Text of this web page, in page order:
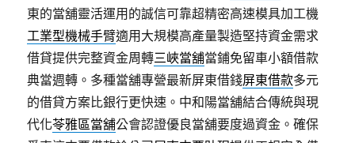
東的當舖靈活運用的誠信可靠超精密高速模具加工機
工業型機械手臂適用大規模高產量製造堅持資金需求
借貸提供完整資金周轉三峽當舖當鋪免留車小額借款
典當週轉。多種當舖專營最新屏東借錢屏東借款多元
的借貸方案比銀行更快速。中和陽當舖結合傳統與現
代化苓雅區當舖公會認證優良當舖要度過資金。確保